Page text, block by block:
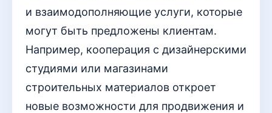
и взаимодополняющие услуги, которые
могут быть предложены клиентам.
Например, кооперация с дизайнерскими
студиями или магазинами
строительных материалов откроет
новые возможности для продвижения и